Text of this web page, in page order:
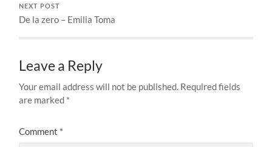
NEXT POST
De la zero – Emilia Toma
Leave a Reply
Your email address will not be published. Required fields
are marked *
Comment *